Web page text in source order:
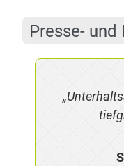
Pres­se-